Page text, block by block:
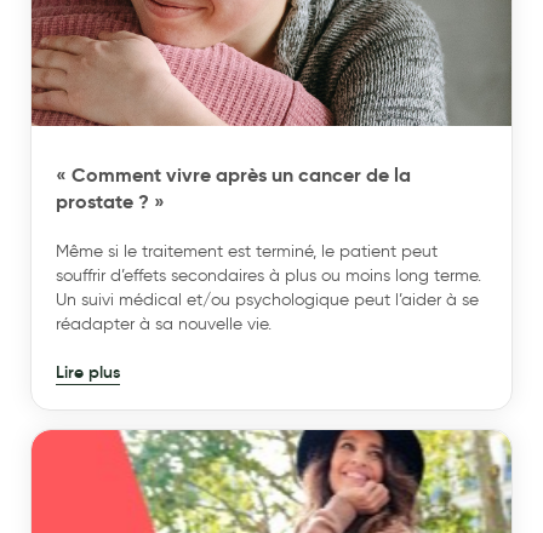
Cannes
Chaussures
Prothèses mammaires externes
Orthopédie
My Privilege
Les promotions
« Comment vivre après un cancer de la
prostate ? »
Même si le traitement est terminé, le patient peut
souffrir d’effets secondaires à plus ou moins long terme.
Un suivi médical et/ou psychologique peut l’aider à se
réadapter à sa nouvelle vie.
Lire plus